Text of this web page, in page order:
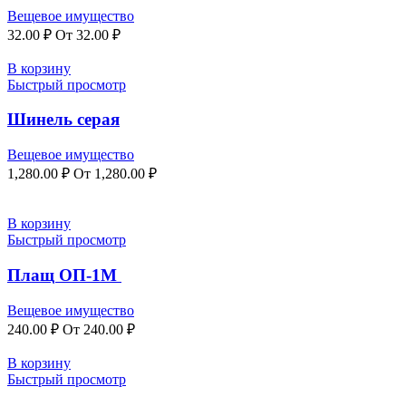
Вещевое имущество
32.00 ₽ От 32.00 ₽
В корзину
Быстрый просмотр
Шинель серая
Вещевое имущество
1,280.00 ₽ От 1,280.00 ₽
В корзину
Быстрый просмотр
Плащ ОП-1М
Вещевое имущество
240.00 ₽ От 240.00 ₽
В корзину
Быстрый просмотр